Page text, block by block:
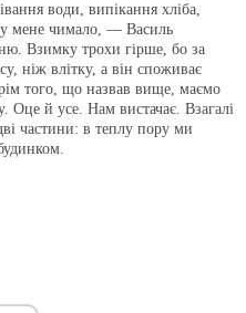
води, випікання хліба,
у мене чимало, — Василь
Взимку трохи гірше, бо за
ніж влітку, а він споживає
того, що назвав вище, маємо
Оце й усе. Нам вистачає. Взагалі
частини: в теплу пору ми